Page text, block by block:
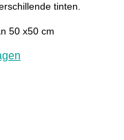
tinten.
50 x50 cm